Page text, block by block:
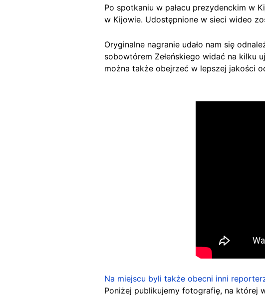
Po spotkaniu w pałacu prezydenckim w
w Kijowie. Udostępnione w sieci wideo
Oryginalne nagranie udało nam się
sobowtórem Zełeńskiego widać na kilku
można także obejrzeć w lepszej jakości
Na miejscu byli także obecni inni
Poniżej publikujemy fotografię, na której